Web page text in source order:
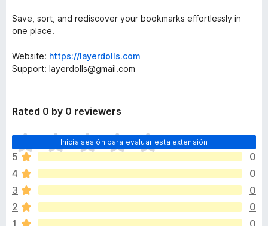
Save, sort, and rediscover your bookmarks effortlessly in
one place.
Website: https://layerdolls.com
Support: layerdolls@gmail.com
Rated 0 by 0 reviewers
Inicia sesión para evaluar esta extensión
T
o
d
a
v
a
5
0
4
0
3
0
2
0
1
0